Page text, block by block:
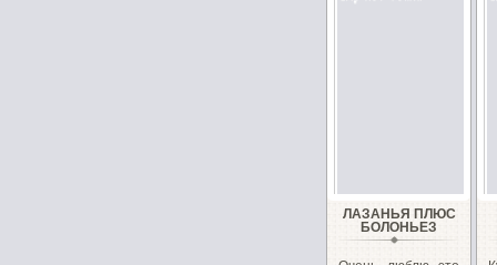
ЛАЗАНЬЯ ПЛЮС
БОЛОНЬЕЗ